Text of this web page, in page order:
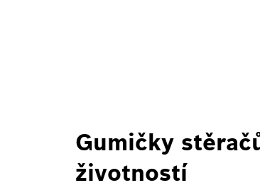
Gumičky
životností